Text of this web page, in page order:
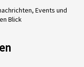
Events und
Blick